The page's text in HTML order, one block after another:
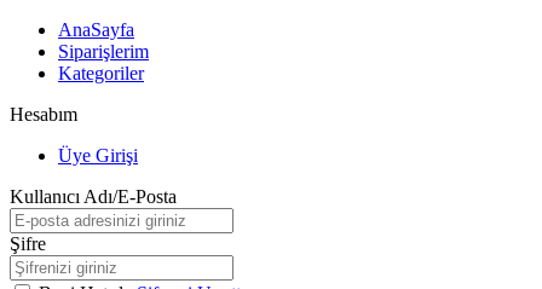
AnaSayfa
Siparişlerim
Kategoriler
Hesabım
Üye Girişi
Kullanıcı Adı/E-Posta
Şifre